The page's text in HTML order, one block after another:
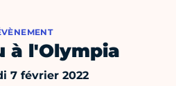
à l'Olympia
7 février 2022